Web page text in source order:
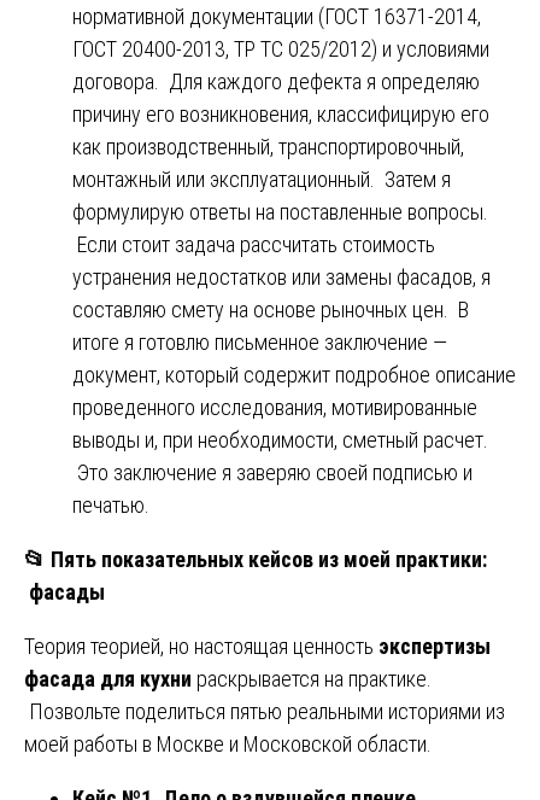
нормативной документации (ГОСТ 16371-2014,
ГОСТ 20400-2013, ТР ТС 025/2012) и условиями
договора. Для каждого дефекта я определяю
причину его возникновения, классифицирую его
как производственный, транспортировочный,
монтажный или эксплуатационный. Затем я
формулирую ответы на поставленные вопросы.
Если стоит задача рассчитать стоимость
устранения недостатков или замены фасадов, я
составляю смету на основе рыночных цен. В
итоге я готовлю письменное заключение —
документ, который содержит подробное описание
проведенного исследования, мотивированные
выводы и, при необходимости, сметный расчет.
Это заключение я заверяю своей подписью и
печатью.
📂 Пять показательных кейсов из моей практики:
фасады
Теория теорией, но настоящая ценность экспертизы
фасада для кухни раскрывается на практике.
Позвольте поделиться пятью реальными историями из
моей работы в Москве и Московской области.